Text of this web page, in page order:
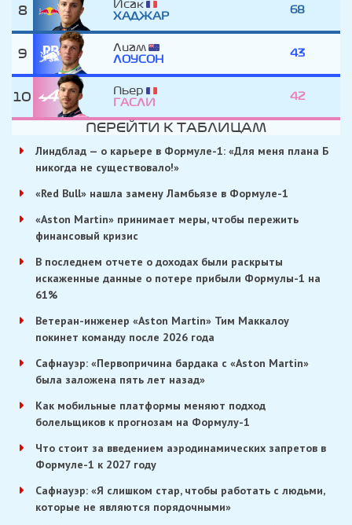
8
Исак
ХАДЖАР
68
9
Лиам
ЛОУСОН
43
10
Пьер
ГАСЛИ
42
ПЕРЕЙТИ К ТАБЛИЦАМ
Линдблад — о карьере в Формуле-1: «Для меня плана Б
никогда не существовало!»
«Red Bull» нашла замену Ламбьязе в Формуле-1
«Aston Martin» принимает меры, чтобы пережить
финансовый кризис
В последнем отчете о доходах были раскрыты
искаженные данные о потере прибыли Формулы-1 на
61%
Ветеран-инженер «Aston Martin» Тим Маккалоу
покинет команду после 2026 года
Сафнауэр: «Первопричина бардака с «Aston Martin»
была заложена пять лет назад»
Как мобильные платформы меняют подход
болельщиков к прогнозам на Формулу-1
Что стоит за введением аэродинамических запретов в
Формуле-1 к 2027 году
Сафнауэр: «Я слишком стар, чтобы работать с людьми,
которые не являются порядочными»